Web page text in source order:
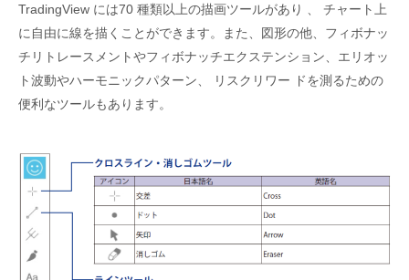
TradingView には70 種類以上の描画ツールがあり 、 チャート上
に自由に線を描くことができます。また、図形の他、フィボナッ
チリトレースメントやフィボナッチエクステンション、エリオッ
ト波動やハーモニックパターン、 リスクリワー ドを測るための
便利なツールもあります。